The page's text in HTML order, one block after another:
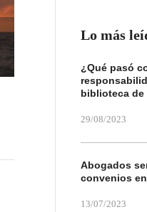
Lo más
¿Qué pasó
biblioteca de
29/08/2023
Abogados
convenios
13/07/2023